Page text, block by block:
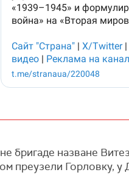
бригаде назване
преузели Горловку,